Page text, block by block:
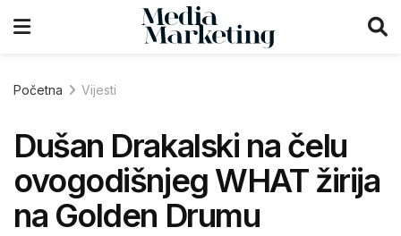
Početna Vijesti
Dušan Drakalski na čelu
ovogodišnjeg WHAT žirija
na Golden Drumu